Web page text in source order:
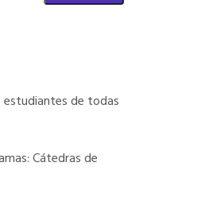
estudiantes de todas
Cátedras de